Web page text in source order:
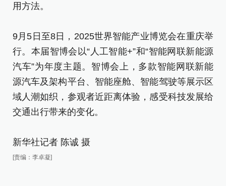
用方法。
9月5日至8日，2025世界智能产业博览会在重庆举
行。本届智博会以“人工智能+”和“智能网联新能源
汽车”为年度主题。智博会上，多款智能网联新能
源汽车及架构平台、智能座舱、智能驾驶等展示区
域人潮如织，参观者近距离体验，感受科技发展给
交通出行带来的变化。
新华社记者 陈诚 摄
[责编：李卓凝]